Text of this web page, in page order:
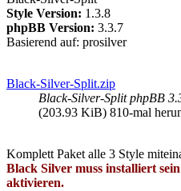
Style Version: 1.3.8
phpBB Version: 3.3.7
Basierend auf: prosilver
Black-Silver-Split.zip
Black-Silver-Split phpBB
(203.93 KiB) 810-mal
Komplett Paket alle 3 Style
Black Silver muss installiert
aktivieren.